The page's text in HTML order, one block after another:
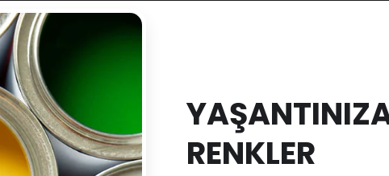
RENKLER